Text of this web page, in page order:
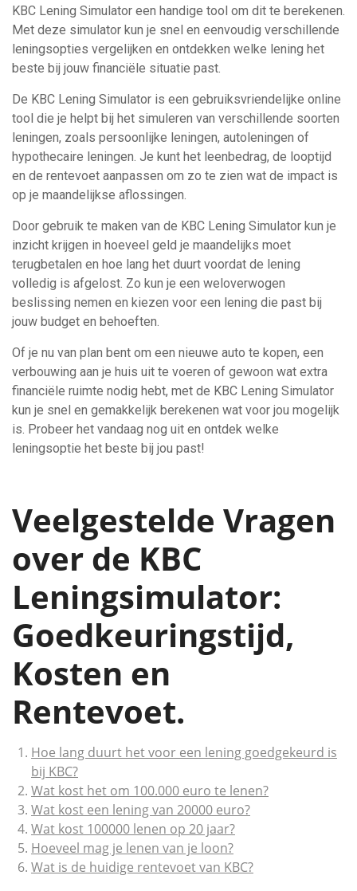
KBC Lening Simulator een handige tool om dit te berekenen.
Met deze simulator kun je snel en eenvoudig verschillende
leningsopties vergelijken en ontdekken welke lening het
beste bij jouw financiële situatie past.
De KBC Lening Simulator is een gebruiksvriendelijke online
tool die je helpt bij het simuleren van verschillende soorten
leningen, zoals persoonlijke leningen, autoleningen of
hypothecaire leningen. Je kunt het leenbedrag, de looptijd
en de rentevoet aanpassen om zo te zien wat de impact is
op je maandelijkse aflossingen.
Door gebruik te maken van de KBC Lening Simulator kun je
inzicht krijgen in hoeveel geld je maandelijks moet
terugbetalen en hoe lang het duurt voordat de lening
volledig is afgelost. Zo kun je een weloverwogen
beslissing nemen en kiezen voor een lening die past bij
jouw budget en behoeften.
Of je nu van plan bent om een nieuwe auto te kopen, een
verbouwing aan je huis uit te voeren of gewoon wat extra
financiële ruimte nodig hebt, met de KBC Lening Simulator
kun je snel en gemakkelijk berekenen wat voor jou mogelijk
is. Probeer het vandaag nog uit en ontdek welke
leningsoptie het beste bij jou past!
Veelgestelde Vragen
over de KBC
Leningsimulator:
Goedkeuringstijd,
Kosten en
Rentevoet.
Hoe lang duurt het voor een lening goedgekeurd is
bij KBC?
Wat kost het om 100.000 euro te lenen?
Wat kost een lening van 20000 euro?
Wat kost 100000 lenen op 20 jaar?
Hoeveel mag je lenen van je loon?
Wat is de huidige rentevoet van KBC?